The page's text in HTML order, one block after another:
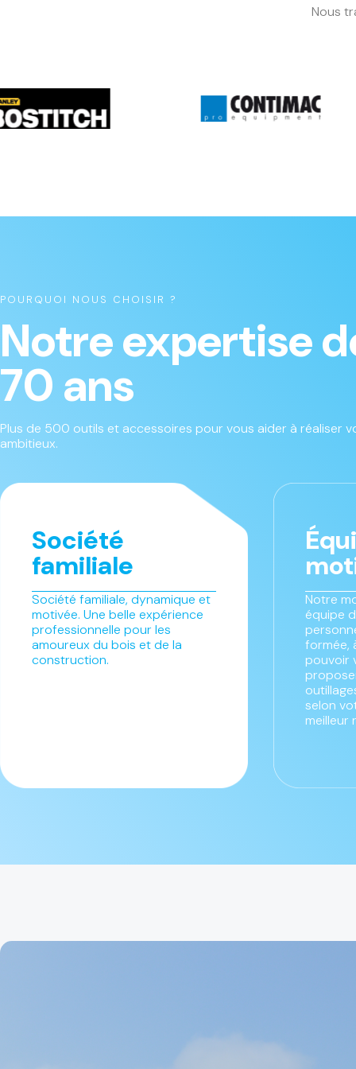
Nous
POURQUOI NOUS CHOISIR ?
Notre expertise
70 ans
Plus de 500 outils et accessoires pour vous aider à réaliser
ambitieux.
Société
familiale
Société familiale, dynamique et
motivée. Une belle expérience
professionnelle pour les
amoureux du bois et de la
construction.
Notre
équipe
formée,
pouvoir
selon
meilleur